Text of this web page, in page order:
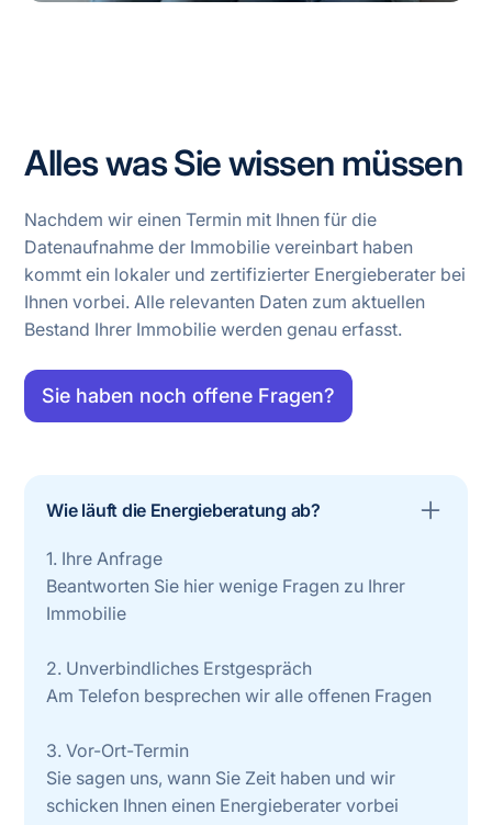
Alles was Sie wissen müssen
Nachdem wir einen Termin mit Ihnen für die
Datenaufnahme der Immobilie vereinbart haben
kommt ein lokaler und zertifizierter Energieberater bei
Ihnen vorbei. Alle relevanten Daten zum aktuellen
Bestand Ihrer Immobilie werden genau erfasst.
Sie haben noch offene Fragen?
Wie läuft die Energieberatung ab?
1. Ihre Anfrage
Beantworten Sie hier wenige Fragen zu Ihrer
Immobilie
2. Unverbindliches Erstgespräch
Am Telefon besprechen wir alle offenen Fragen
3. Vor-Ort-Termin
Sie sagen uns, wann Sie Zeit haben und wir
schicken Ihnen einen Energieberater vorbei